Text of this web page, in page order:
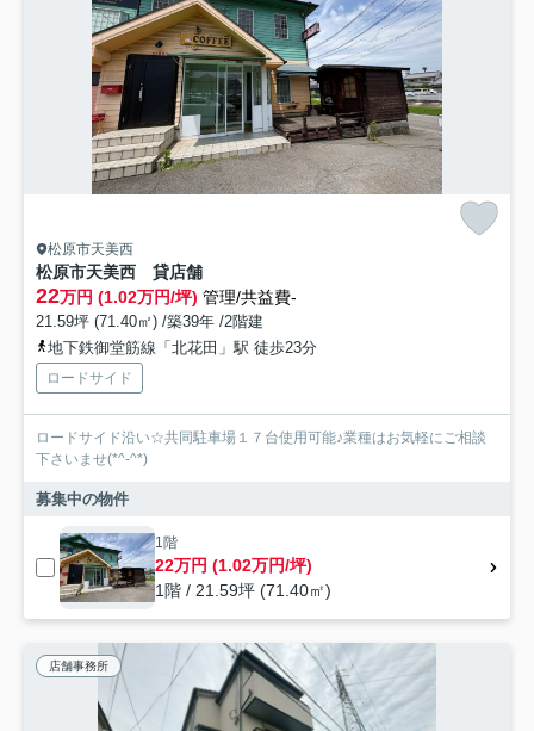
松原市天美西
松原市天美西 貸店舗
22万円 (1.02万円/坪) 管理/共益費-
21.59坪 (71.40㎡) /築39年 /2階建
地下鉄御堂筋線「北花田」駅 徒歩23分
ロードサイド
ロードサイド沿い☆共同駐車場１７台使用可能♪業種はお気軽にご相談
下さいませ(*^-^*)
募集中の物件
1階
22万円 (1.02万円/坪)
1階 / 21.59坪 (71.40㎡)
店舗事務所